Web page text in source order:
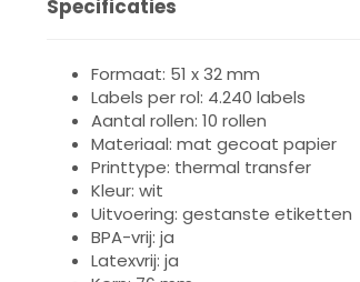
Specificaties
Formaat: 51 x 32 mm
Labels per rol: 4.240 labels
Aantal rollen: 10 rollen
Materiaal: mat gecoat papier
Printtype: thermal transfer
Kleur: wit
Uitvoering: gestanste etiketten
BPA-vrij: ja
Latexvrij: ja